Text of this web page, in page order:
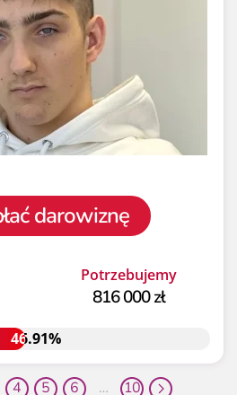
darowiznę
Potrzebujemy
816 000 zł
46.91%
46.91%
4 5 6 … 10